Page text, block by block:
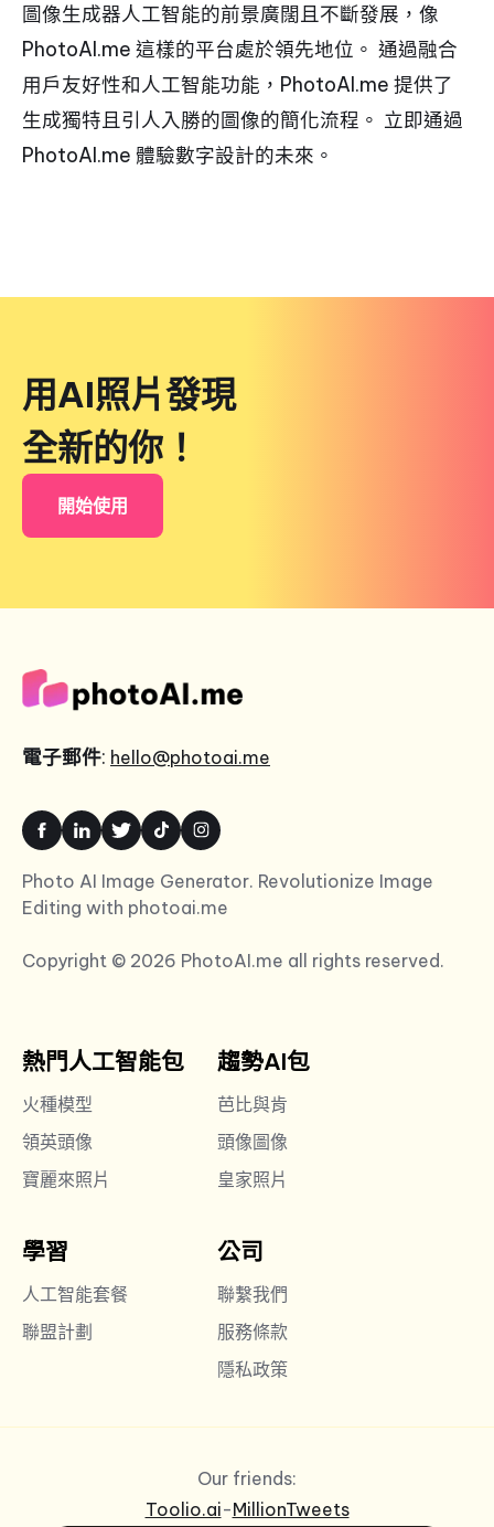
圖像生成器人工智能的前景廣闊且不斷發展，像
PhotoAI.me 這樣的平台處於領先地位。 通過融合
用戶友好性和人工智能功能，PhotoAI.me 提供了
生成獨特且引人入勝的圖像的簡化流程。 立即通過
PhotoAI.me 體驗數字設計的未來。
用AI照片發現
全新的你！
開始使用
電子郵件: hello@photoai.me
Photo AI Image Generator. Revolutionize Image
Editing with photoai.me
Copyright © 2026 PhotoAI.me all rights reserved.
熱門人工智能包
火種模型
領英頭像
寶麗來照片
趨勢AI包
芭比與肯
頭像圖像
皇家照片
學習
人工智能套餐
聯盟計劃
公司
聯繫我們
服務條款
隱私政策
Our friends:
Toolio.ai-MillionTweets